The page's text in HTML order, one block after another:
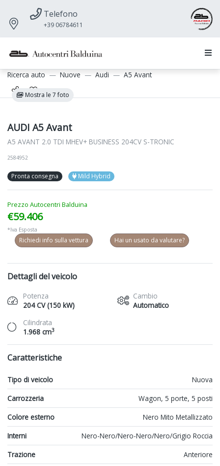
Telefono
+39 06784611
Ricerca auto Nuove Audi A5 Avant
Mostra le 7 foto
AUDI A5 Avant
A5 AVANT 2.0 TDI MHEV+ BUSINESS 204CV S-TRONIC
2584952
Pronta consegna Mild Hybrid
Prezzo Autocentri Balduina
€59.406
*Iva Esposta
Richiedi info sulla vettura Hai un usato da valutare?
Dettagli del veicolo
Potenza
204 CV (150 kW)
Cambio
Automatico
Cilindrata
1.968 cm3
Caratteristiche
Tipo di veicolo
Nuova
Carrozzeria
Wagon, 5 porte, 5 posti
Colore esterno
Nero Mito Metallizzato
Interni
Nero-Nero/Nero-Nero/Nero/Grigio Roccia
Trazione
Anteriore